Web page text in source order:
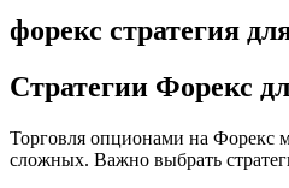
форекс стратегия
Стратегии Форекс
Торговля опционами на Форекс
сложных. Важно выбрать